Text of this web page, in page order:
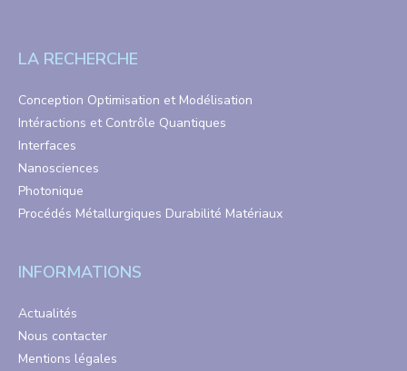
LA RECHERCHE
Conception Optimisation et Modélisation
Intéractions et Contrôle Quantiques
Interfaces
Nanosciences
Photonique
Procédés Métallurgiques Durabilité Matériaux
INFORMATIONS
Actualités
Nous contacter
Mentions légales